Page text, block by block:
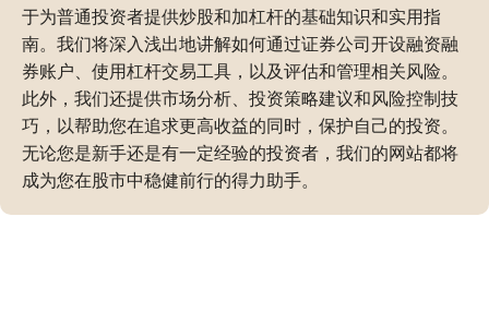
于为普通投资者提供炒股和加杠杆的基础知识和实用指
南。我们将深入浅出地讲解如何通过证券公司开设融资融
券账户、使用杠杆交易工具，以及评估和管理相关风险。
此外，我们还提供市场分析、投资策略建议和风险控制技
巧，以帮助您在追求更高收益的同时，保护自己的投资。
无论您是新手还是有一定经验的投资者，我们的网站都将
成为您在股市中稳健前行的得力助手。